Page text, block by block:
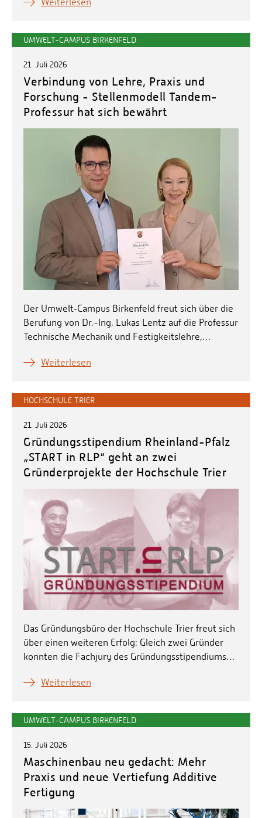
UMWELT-CAMPUS BIRKENFELD
21. Juli 2026
Verbindung von Lehre, Praxis und
Forschung - Stellenmodell Tandem-
Professur hat sich bewährt
Der Umwelt‑Campus Birkenfeld freut sich über die
Berufung von Dr.-Ing. Lukas Lentz auf die Professur
Technische Mechanik und Festigkeitslehre,…
Weiterlesen
HOCHSCHULE TRIER
21. Juli 2026
Gründungsstipendium Rheinland-Pfalz
„START in RLP“ geht an zwei
Gründerprojekte der Hochschule Trier
Das Gründungsbüro der Hochschule Trier freut sich
über einen weiteren Erfolg: Gleich zwei Gründer
konnten die Fachjury des Gründungsstipendiums…
Weiterlesen
UMWELT-CAMPUS BIRKENFELD
15. Juli 2026
Maschinenbau neu gedacht: Mehr
Praxis und neue Vertiefung Additive
Fertigung